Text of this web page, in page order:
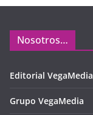
Nosotros…
Editorial VegaMedia
Grupo VegaMedia